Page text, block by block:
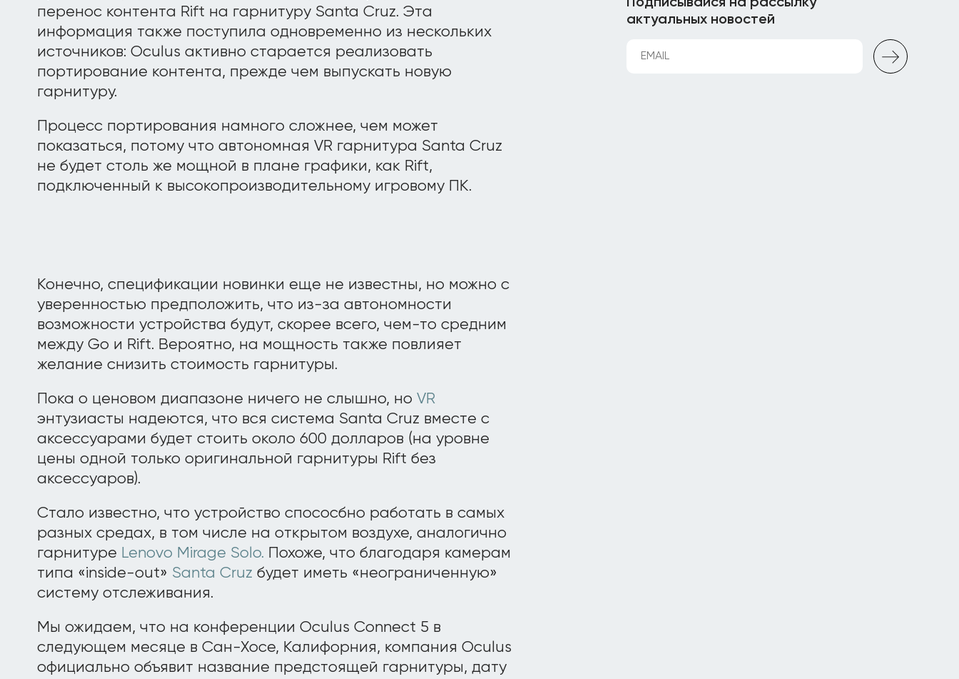
перенос контента Rift на гарнитуру Santa Cruz. Эта
информация также поступила одновременно из нескольких
источников: Oculus активно старается реализовать
портирование контента, прежде чем выпускать новую
гарнитуру.
Процесс портирования намного сложнее, чем может
показаться, потому что автономная VR гарнитура Santa Cruz
не будет столь же мощной в плане графики, как Rift,
подключенный к высокопроизводительному игровому ПК.
Конечно, спецификации новинки еще не известны, но можно с
уверенностью предположить, что из-за автономности
возможности устройства будут, скорее всего, чем-то средним
между Go и Rift. Вероятно, на мощность также повлияет
желание снизить стоимость гарнитуры.
Пока о ценовом диапазоне ничего не слышно, но VR
энтузиасты надеются, что вся система Santa Cruz вместе с
аксессуарами будет стоить около 600 долларов (на уровне
цены одной только оригинальной гарнитуры Rift без
аксессуаров).
Стало известно, что устройство спососбно работать в самых
разных средах, в том числе на открытом воздухе, аналогично
гарнитуре Lenovo Mirage Solo. Похоже, что благодаря камерам
типа «inside-out» Santa Cruz будет иметь «неограниченную»
систему отслеживания.
Мы ожидаем, что на конференции Oculus Connect 5 в
следующем месяце в Сан-Хосе, Калифорния, компания Oculus
официально объявит название предстоящей гарнитуры, дату
Подписывайся на рассылку
актуальных новостей